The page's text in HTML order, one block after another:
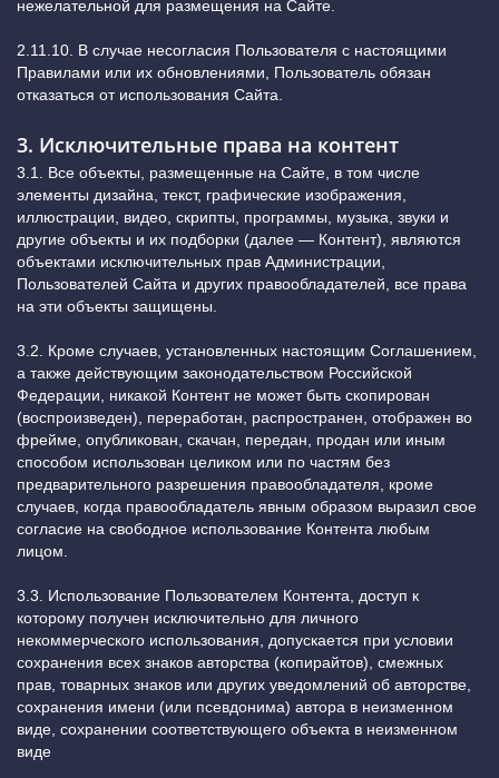
нежелательной для размещения на Сайте.
2.11.10. В случае несогласия Пользователя с настоящими
Правилами или их обновлениями, Пользователь обязан
отказаться от использования Сайта.
3. Исключительные права на контент
3.1. Все объекты, размещенные на Сайте, в том числе
элементы дизайна, текст, графические изображения,
иллюстрации, видео, скрипты, программы, музыка, звуки и
другие объекты и их подборки (далее — Контент), являются
объектами исключительных прав Администрации,
Пользователей Сайта и других правообладателей, все права
на эти объекты защищены.
3.2. Кроме случаев, установленных настоящим Соглашением,
а также действующим законодательством Российской
Федерации, никакой Контент не может быть скопирован
(воспроизведен), переработан, распространен, отображен во
фрейме, опубликован, скачан, передан, продан или иным
способом использован целиком или по частям без
предварительного разрешения правообладателя, кроме
случаев, когда правообладатель явным образом выразил свое
согласие на свободное использование Контента любым
лицом.
3.3. Использование Пользователем Контента, доступ к
которому получен исключительно для личного
некоммерческого использования, допускается при условии
сохранения всех знаков авторства (копирайтов), смежных
прав, товарных знаков или других уведомлений об авторстве,
сохранения имени (или псевдонима) автора в неизменном
виде, сохранении соответствующего объекта в неизменном
виде